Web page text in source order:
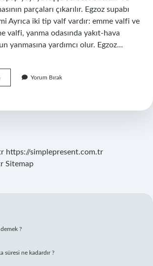
parçaları çıkarılır. Egzoz supabı
Ayrıca iki tip valf vardır: emme valfi ve
valfi, yanma odasında yakıt-hava
yanmasına yardımcı olur. Egzoz…
Bindirme
Nedir
Yorum Bırak
https://simplepresent.com.tr
Sitemap
?
süresi ne kadardır ?